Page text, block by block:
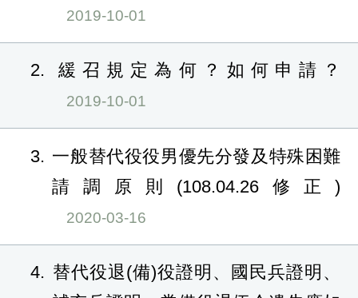
2019-10-01
2 緩召規定為何？如何申請？
2019-10-01
3
一般替代役役男優先分發及特殊困難
請調原則(108.04.26修正)
2020-03-16
4
替代役退(備)役證明、國民兵證明、